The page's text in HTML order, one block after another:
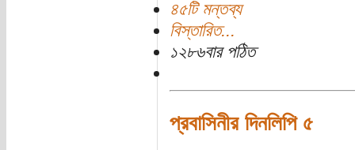
৪৫টি মন্তব্য
বিস্তারিত...
১২৮৬বার পঠিত
প্রবাসিনীর দিনলিপি ৫